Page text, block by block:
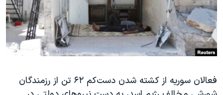
فرهنگ و زندگی
حقوق شهروندی
اقتصادی
اسرائیل در جنگ
مستندها
انتخابات ریاست جمهوری آمریکا ۲۰۲۴
حمله جمهوری اسلامی به اسرائیل
ورزش زنان در ایران
دنبال کنید
زبانهای مختلف
فعالان سوریه از کشته شدن دست‌کم ۶۲ تن از رزمندگان